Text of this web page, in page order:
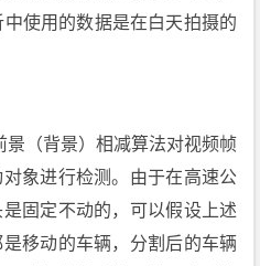
使用的数据是在白天拍摄的
景（背景）相减算法对视频帧
象进行检测。由于在高速公
固定不动的，可以假设上述
移动的车辆，分割后的车辆